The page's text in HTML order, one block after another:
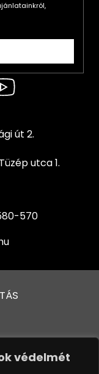
védelmét
út 2.
utca 1.
570